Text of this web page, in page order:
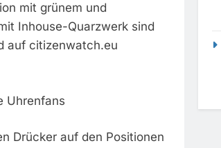
mit grünem und
Inhouse-Quarzwerk sind
auf citizenwatch.eu
Uhrenfans
Drücker auf den Positionen